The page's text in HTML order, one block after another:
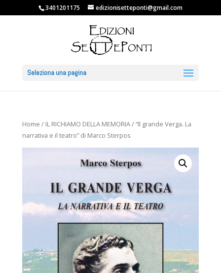
3401201175 edizionisetteponti@gmail.com
Seleziona una pagina
Home / IL RICHIAMO DELLA MEMORIA/ “Il grande Verga. La
narrativa e il teatro” di Marco Sterpos